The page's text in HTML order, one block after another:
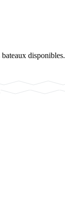
disponibles.